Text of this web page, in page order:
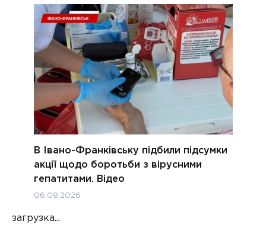
В Івано-Франківську підбили підсумки
акції щодо боротьби з вірусними
гепатитами. Відео
06.08.2026
загрузка...